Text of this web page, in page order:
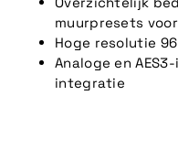
muurpresets
Hoge resolutie
Analoge en
integratie